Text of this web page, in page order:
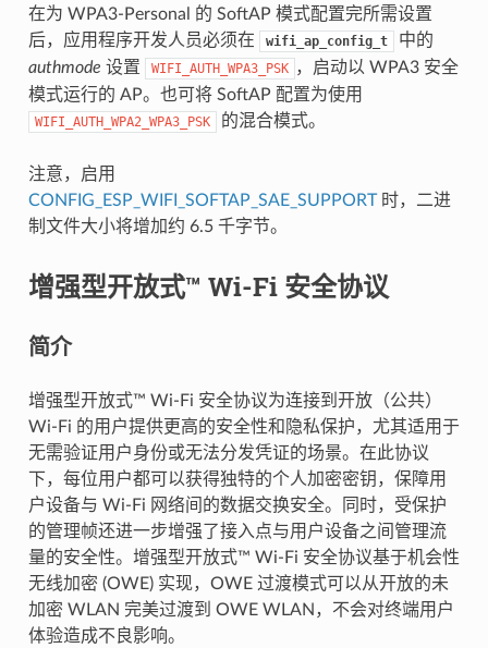
在为 WPA3-Personal 的 SoftAP 模式配置完所需设置
后，应用程序开发人员必须在
wifi_ap_config_t
中的
authmode 设置 WIFI_AUTH_WPA3_PSK ，启动以 WPA3 安全
模式运行的 AP。也可将 SoftAP 配置为使用
WIFI_AUTH_WPA2_WPA3_PSK 的混合模式。
注意，启用
CONFIG_ESP_WIFI_SOFTAP_SAE_SUPPORT时，二进
制文件大小将增加约 6.5 千字节。
增强型开放式™ Wi-Fi 安全协议
简介
增强型开放式™ Wi-Fi 安全协议为连接到开放（公共）
Wi-Fi 的用户提供更高的安全性和隐私保护，尤其适用于
无需验证用户身份或无法分发凭证的场景。在此协议
下，每位用户都可以获得独特的个人加密密钥，保障用
户设备与 Wi-Fi 网络间的数据交换安全。同时，受保护
的管理帧还进一步增强了接入点与用户设备之间管理流
量的安全性。增强型开放式™ Wi-Fi 安全协议基于机会性
无线加密 (OWE) 实现，OWE 过渡模式可以从开放的未
加密 WLAN 完美过渡到 OWE WLAN，不会对终端用户
体验造成不良影响。